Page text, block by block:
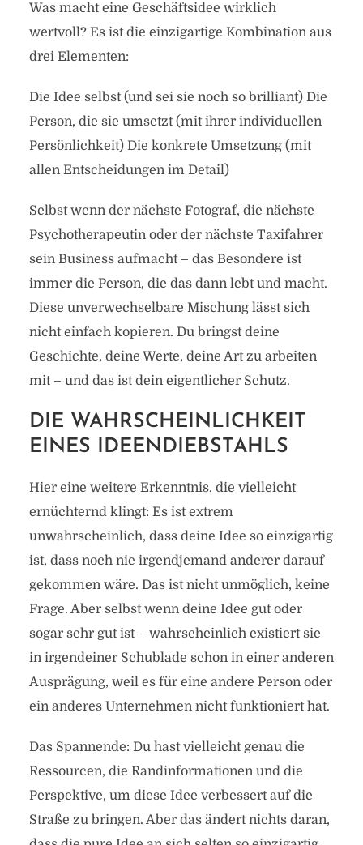
Was macht eine Geschäftsidee wirklich
wertvoll? Es ist die einzigartige Kombination aus
drei Elementen:
Die Idee selbst (und sei sie noch so brilliant) Die
Person, die sie umsetzt (mit ihrer individuellen
Persönlichkeit) Die konkrete Umsetzung (mit
allen Entscheidungen im Detail)
Selbst wenn der nächste Fotograf, die nächste
Psychotherapeutin oder der nächste Taxifahrer
sein Business aufmacht – das Besondere ist
immer die Person, die das dann lebt und macht.
Diese unverwechselbare Mischung lässt sich
nicht einfach kopieren. Du bringst deine
Geschichte, deine Werte, deine Art zu arbeiten
mit – und das ist dein eigentlicher Schutz.
DIE WAHRSCHEINLICHKEIT
EINES IDEENDIEBSTAHLS
Hier eine weitere Erkenntnis, die vielleicht
ernüchternd klingt: Es ist extrem
unwahrscheinlich, dass deine Idee so einzigartig
ist, dass noch nie irgendjemand anderer darauf
gekommen wäre. Das ist nicht unmöglich, keine
Frage. Aber selbst wenn deine Idee gut oder
sogar sehr gut ist – wahrscheinlich existiert sie
in irgendeiner Schublade schon in einer anderen
Ausprägung, weil es für eine andere Person oder
ein anderes Unternehmen nicht funktioniert hat.
Das Spannende: Du hast vielleicht genau die
Ressourcen, die Randinformationen und die
Perspektive, um diese Idee verbessert auf die
Straße zu bringen. Aber das ändert nichts daran,